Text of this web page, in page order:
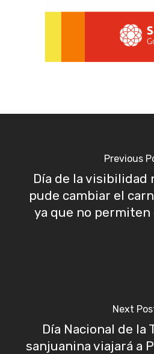
Previous
Día de la visibilidad
pude cambiar el
ya que no permiten
Next
Día Nacional de la
sanjuanina viajará a